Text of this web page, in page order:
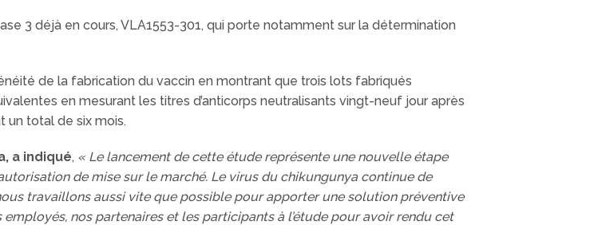
3 déjà en cours, VLA1553-301, qui porte notamment sur la détermination
de la fabrication du vaccin en montrant que trois lots fabriqués
en mesurant les titres d’anticorps neutralisants vingt-neuf jour après
un total de six mois.
a indiqué, « Le lancement de cette étude représente une nouvelle étape
de mise sur le marché. Le virus du chikungunya continue de
travaillons aussi vite que possible pour apporter une solution préventive
nos partenaires et les participants à l’étude pour avoir rendu cet